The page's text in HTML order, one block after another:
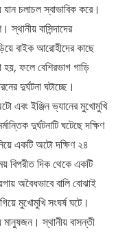
যান চলাচল স্বাভাবিক করে।
বাসিন্দাদের
বাইক আরোহীদের কাছে
ফলে বেশিরভাগ গাড়ি
দুর্ঘটনা ঘটাচ্ছে।
এবং ইঞ্জিন ভ্যানের মুখোমুখি
দুর্ঘটনাটি ঘটেছে দক্ষিণ
একটি অটো দক্ষিণ ২৪
বিপরীত দিক থেকে একটি
অবৈধভাবে বালি বোঝাই
মুখোমুখি সংঘর্ষ ঘটে।
স্থানীয় বাসন্তী